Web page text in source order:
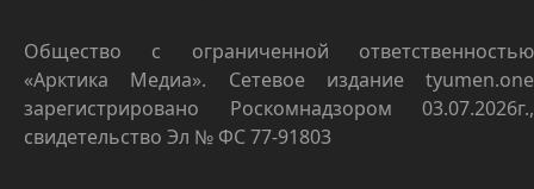
Общество с ограниченной ответственностью
«Арктика Медиа». Сетевое издание tyumen.one
зарегистрировано Роскомнадзором 03.07.2026г.,
свидетельство Эл № ФС 77-91803